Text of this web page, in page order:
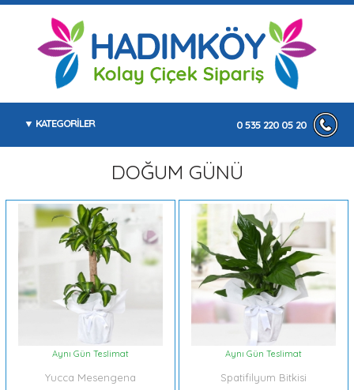
KATEGORİLER 0 535 220 05 20
DOĞUM GÜNÜ
Aynı Gün Teslimat
Yucca Mesengena
Aynı Gün Teslimat
Spatifilyum Bitkisi